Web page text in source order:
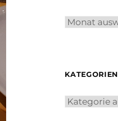
Archiv
KATEGORIEN
Kategorien